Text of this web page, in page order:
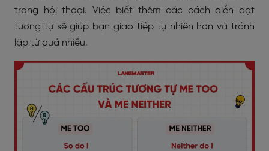
trong hội thoại. Việc biết thêm các cách diễn đạt
tương tự sẽ giúp bạn giao tiếp tự nhiên hơn và tránh
lặp từ quá nhiều.